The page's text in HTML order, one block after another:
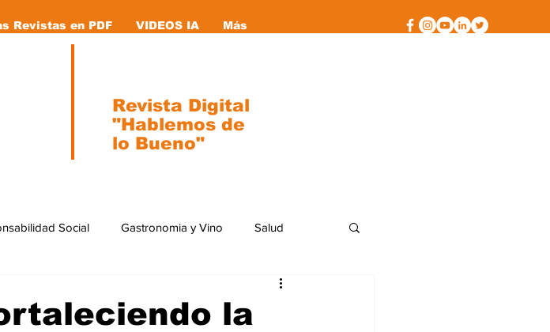
Revistas en PDF VIDEOS IA Más
Social Gastronomia y Vino Salud
la
Revista Digital
"Hablemos de
lo Bueno"